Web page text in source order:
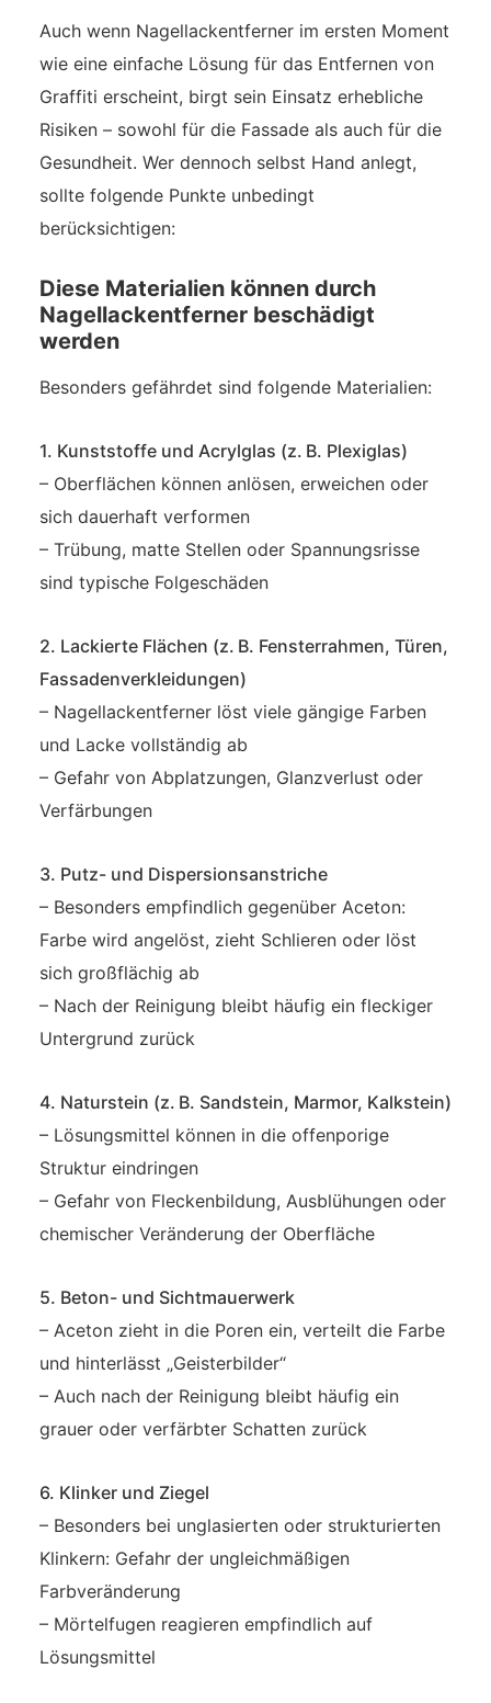
Auch wenn Nagellackentferner im ersten Moment
wie eine einfache Lösung für das Entfernen von
Graffiti erscheint, birgt sein Einsatz erhebliche
Risiken – sowohl für die Fassade als auch für die
Gesundheit. Wer dennoch selbst Hand anlegt,
sollte folgende Punkte unbedingt
berücksichtigen:
Diese Materialien können durch
Nagellackentferner beschädigt
werden
Besonders gefährdet sind folgende Materialien:
1. Kunststoffe und Acrylglas (z. B. Plexiglas)
– Oberflächen können anlösen, erweichen oder
sich dauerhaft verformen
– Trübung, matte Stellen oder Spannungsrisse
sind typische Folgeschäden
2. Lackierte Flächen (z. B. Fensterrahmen, Türen,
Fassadenverkleidungen)
– Nagellackentferner löst viele gängige Farben
und Lacke vollständig ab
– Gefahr von Abplatzungen, Glanzverlust oder
Verfärbungen
3. Putz- und Dispersionsanstriche
– Besonders empfindlich gegenüber Aceton:
Farbe wird angelöst, zieht Schlieren oder löst
sich großflächig ab
– Nach der Reinigung bleibt häufig ein fleckiger
Untergrund zurück
4. Naturstein (z. B. Sandstein, Marmor, Kalkstein)
– Lösungsmittel können in die offenporige
Struktur eindringen
– Gefahr von Fleckenbildung, Ausblühungen oder
chemischer Veränderung der Oberfläche
5. Beton- und Sichtmauerwerk
– Aceton zieht in die Poren ein, verteilt die Farbe
und hinterlässt „Geisterbilder“
– Auch nach der Reinigung bleibt häufig ein
grauer oder verfärbter Schatten zurück
6. Klinker und Ziegel
– Besonders bei unglasierten oder strukturierten
Klinkern: Gefahr der ungleichmäßigen
Farbveränderung
– Mörtelfugen reagieren empfindlich auf
Lösungsmittel